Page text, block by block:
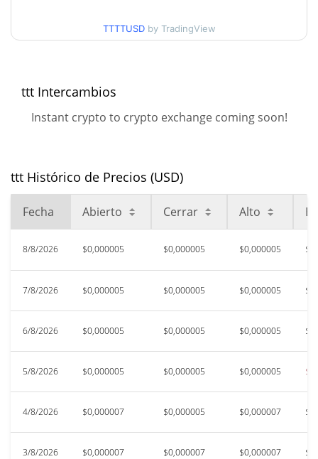
semanas
$0,0000073009305
ago)
All Time Low
ago. 5, 2026 (5 days ago)
$0,00000458
11.04%
TTTTUSD by TradingView
ttt Intercambios
Instant crypto to crypto exchange coming soon!
ttt Histórico de Precios (USD)
Fecha Abierto Cerrar Alto
8/8/2026 $0,000005 $0,000005 $0,000005
7/8/2026 $0,000005 $0,000005 $0,000005
6/8/2026 $0,000005 $0,000005 $0,000005
5/8/2026 $0,000005 $0,000005 $0,000005
4/8/2026 $0,000007 $0,000005 $0,000007
3/8/2026 $0,000007 $0,000007 $0,000007